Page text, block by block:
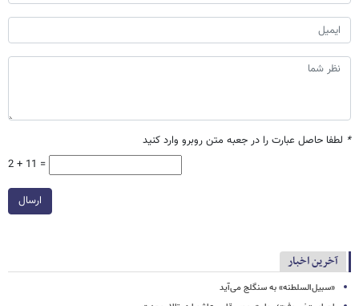
* لطفا حاصل عبارت را در جعبه متن روبرو وارد کنید
2 + 11 =
ارسال
آخرین اخبار
«سبیل‌السلطنه» به سنگلج می‌آید